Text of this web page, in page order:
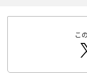
こ